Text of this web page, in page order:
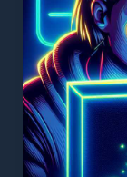
анонимный
браузер
Тор